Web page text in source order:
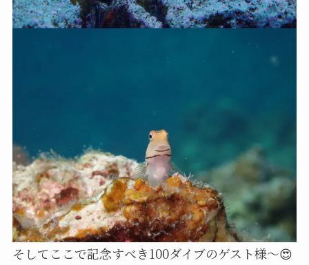
そしてここで記念すべき100ダイブのゲスト様～😍